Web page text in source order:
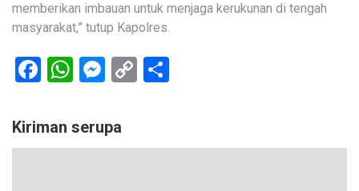
memberikan imbauan untuk menjaga kerukunan di tengah
masyarakat,” tutup Kapolres.
Facebook
WhatsApp
Messenger
Copy
Kiriman serupa